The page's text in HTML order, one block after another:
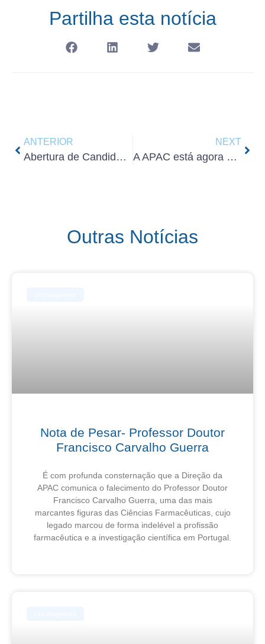
Partilha esta notícia
ANTERIOR
Abertura de Candidaturas ao Título de Especialista em Análises Clínicas – 2026
NEXT
A APAC está agora no Instagram!
Outras Notícias
Nota de Pesar- Professor Doutor
Francisco Carvalho Guerra
É com profunda consternação que a Direção da
APAC comunica o falecimento do Professor Doutor
Francisco Carvalho Guerra, uma das mais
marcantes figuras das Ciências Farmacêuticas, cujo
legado marcou de forma indelével a profissão
farmacêutica e a investigação científica em Portugal.